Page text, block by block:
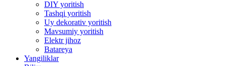
DIY yoritish
Tashqi yoritish
Uy dekorativ yoritish
Mavsumiy yoritish
Elektr jihoz
Batareya
Yangiliklar